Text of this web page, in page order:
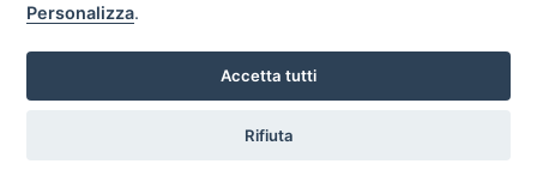
Copyright © 2008
SVILUPPO TURISMO ITALIA S.r.L. unipersonale
P.IVA: 01665350433 - R.E.A. FM-195884 Via A. Costa, 2
Personalizza.
Accetta tutti
Rifiuta